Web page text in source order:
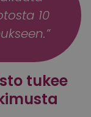
10
tukee